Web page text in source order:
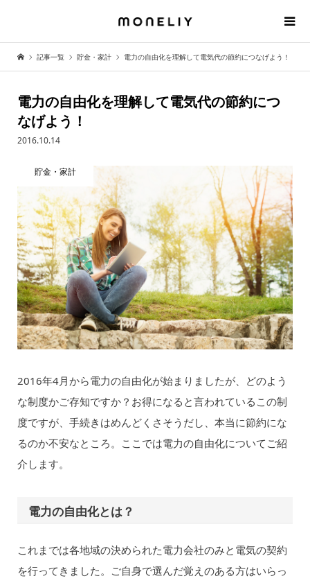
記事一覧 貯金・家計 電力の自由化を理解して電気代の節約につなげよう！
電力の自由化を理解して電気代の節約につ
なげよう！
2016.10.14
貯金・家計
2016年4月から電力の自由化が始まりましたが、どのよう
な制度かご存知ですか？お得になると言われているこの制
度ですが、手続きはめんどくさそうだし、本当に節約にな
るのか不安なところ。ここでは電力の自由化についてご紹
介します。
電力の自由化とは？
これまでは各地域の決められた電力会社のみと電気の契約
を行ってきました。ご自身で選んだ覚えのある方はいらっ